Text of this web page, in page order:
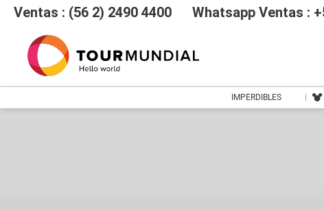
Ventas : (56 2) 2490 4400 Whatsapp Ventas :
IMPERDIBLES